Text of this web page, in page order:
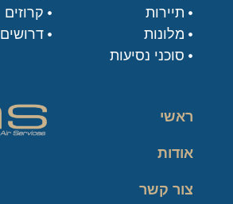
תיירות
מלונות
סוכני נסיעות
קרוזים
דרושים
ראשי
אודות
צור קשר